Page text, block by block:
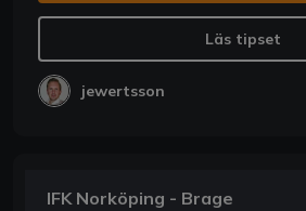
Läs tipset
jewertsson
IFK Norköping - Brage